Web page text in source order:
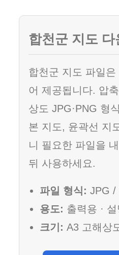
합천군 지도 다
합천군 지도 파일
어 제공됩니다. 압
상도 JPG·PNG 형
본 지도, 윤곽선 지
니 필요한 파일을
뒤 사용하세요.
파일 형식: JPG /
용도: 출력용 ·
크기: A3 고해상